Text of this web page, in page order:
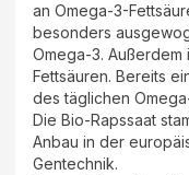
an Omega-3-
besonders
Omega-3.
Fettsäuren. Bereits
des täglichen
Die Bio-Rapssaat
Anbau in der
Gentechnik.